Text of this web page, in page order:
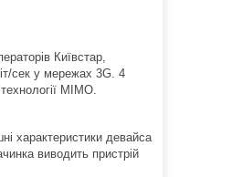
Київстар,
сек у мережах 3G. 4
MIMO.
характеристики девайса
виводить пристрій